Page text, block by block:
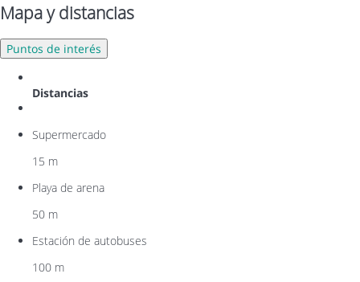
Mapa y distancias
Puntos de interés
Distancias
Supermercado
15 m
Playa de arena
50 m
Estación de autobuses
100 m